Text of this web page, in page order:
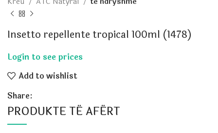
Insetto repellente tropical 100ml (1478)
Add to wishlist
Share:
PRODUKTE TË AFËRT